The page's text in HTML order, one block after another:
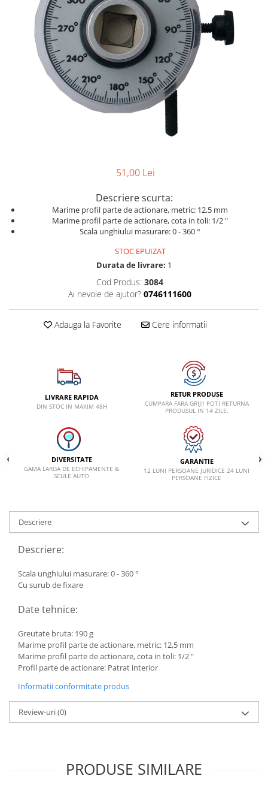
Dispozitive pentru anvelope
Gresoare
Alternator, Fulie
Mazda
Mercedes-Benz
Suzuki
Toyota
Dispozitive magnetice, oglinzi,
51,00 Lei
Descriere scurta:
Marime profil parte de actionare, metric: 12,5 mm
Marime profil parte de actionare, cota in toli: 1/2 "
Scala unghiului masurare: 0 - 360 °
STOC EPUIZAT
Durata de livrare: 1
Cod Produs: 3084
Ai nevoie de ajutor? 0746111600
Adauga la Favorite Cere informatii
LIVRARE RAPIDA
DIN STOC IN MAXIM 48H
RETUR PRODUSE
CUMPARA FARA GRIJI! POTI RETURNA
PRODUSUL IN 14 ZILE.
DIVERSITATE
GAMA LARGA DE ECHIPAMENTE &
SCULE AUTO
GARANTIE
12 LUNI PERSOANE JURIDICE 24 LUNI
PERSOANE FIZICE
Descriere
Descriere:
Scala unghiului masurare: 0 - 360 °
Cu surub de fixare
Date tehnice:
Greutate bruta: 190 g
Marime profil parte de actionare, metric: 12,5 mm
Marime profil parte de actionare, cota in toli: 1/2 "
Profil parte de actionare: Patrat interior
Informatii conformitate produs
Review-uri(0)
PRODUSE SIMILARE